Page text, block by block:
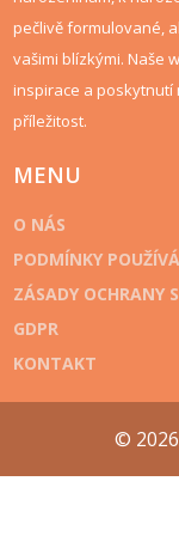
pečlivě formulované,
vašimi blízkými. Naše
inspirace a
příležitost.
MENU
O NÁS
PODMÍNKY
ZÁSADY OCHRANY
GDPR
KONTAKT
©